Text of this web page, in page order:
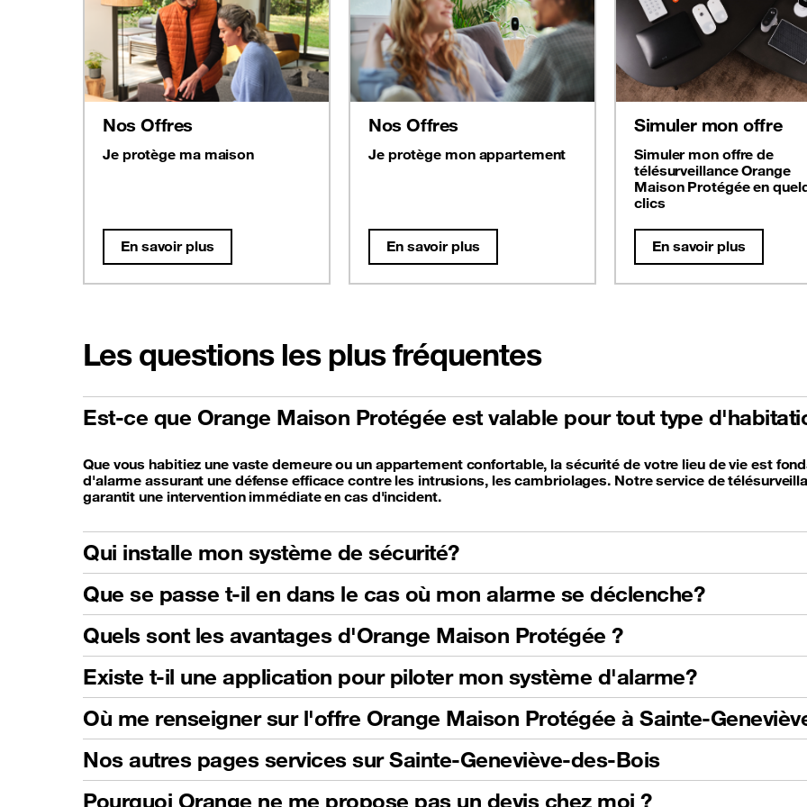
Nos Offres
Je protège ma maison
En savoir plus
Nos Offres
Je protège mon appartement
En savoir plus
Simuler mon offre
Simuler mon offre de
télésurveillance Orange
Maison Protégée en
clics
En savoir plus
Les questions les plus fréquentes
Est-ce que Orange Maison Protégée est valable pour tout type
Que vous habitiez une vaste demeure ou un appartement confortable, la sécurité de votre lieu de vie est
d'alarme assurant une défense efficace contre les intrusions, les cambriolages. Notre service de
garantit une intervention immédiate en cas d'incident.
Qui installe mon système de sécurité?
Que se passe t-il en dans le cas où mon alarme se déclenche?
Quels sont les avantages d'Orange Maison Protégée ?
Existe t-il une application pour piloter mon système d'alarme?
Où me renseigner sur l'offre Orange Maison Protégée à Sainte-
Nos autres pages services sur Sainte-Geneviève-des-Bois
Pourquoi Orange ne me propose pas un devis chez moi ?